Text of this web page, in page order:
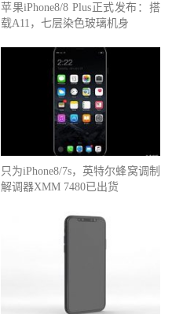
苹果iPhone8/8 Plus正式发布：搭
载A11，七层染色玻璃机身
只为iPhone8/7s，英特尔蜂窝调制
解调器XMM 7480已出货